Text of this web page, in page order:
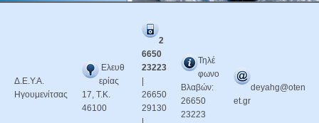
Δ.Ε.Υ.Α.
Ηγουμενίτσας
Ελευθ
ερίας
17, Τ.Κ.
46100
2
6650
23223
26650
29130
Τηλέ
φωνο
Βλαβών:
26650
23223
deyahg@oten
et.gr